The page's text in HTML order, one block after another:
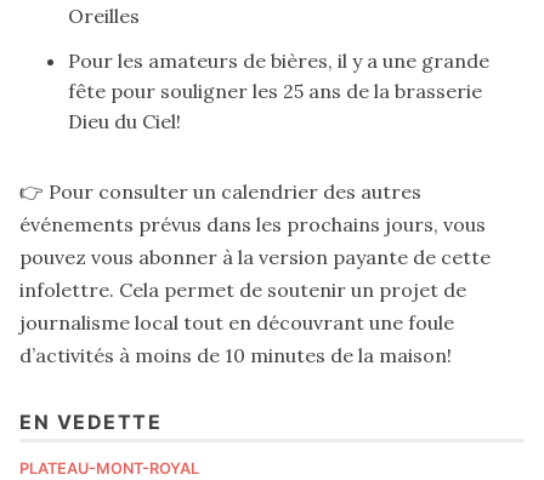
Oreilles
Pour les amateurs de bières, il y a une grande
fête pour souligner les 25 ans de la brasserie
Dieu du Ciel!
👉 Pour consulter un calendrier des autres
événements prévus dans les prochains jours, vous
pouvez vous abonner à la version payante de cette
infolettre. Cela permet de soutenir un projet de
journalisme local tout en découvrant une foule
d’activités à moins de 10 minutes de la maison!
EN VEDETTE
PLATEAU-MONT-ROYAL